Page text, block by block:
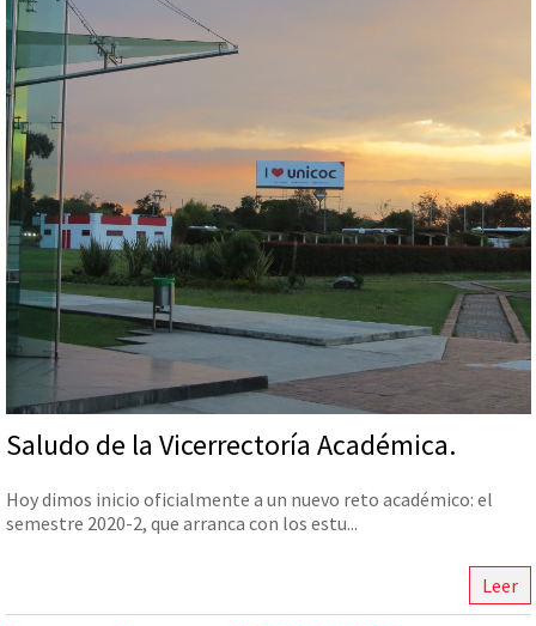
Saludo de la Vicerrectoría Académica.
Hoy dimos inicio oficialmente a un nuevo reto académico: el
semestre 2020-2, que arranca con los estu...
Leer